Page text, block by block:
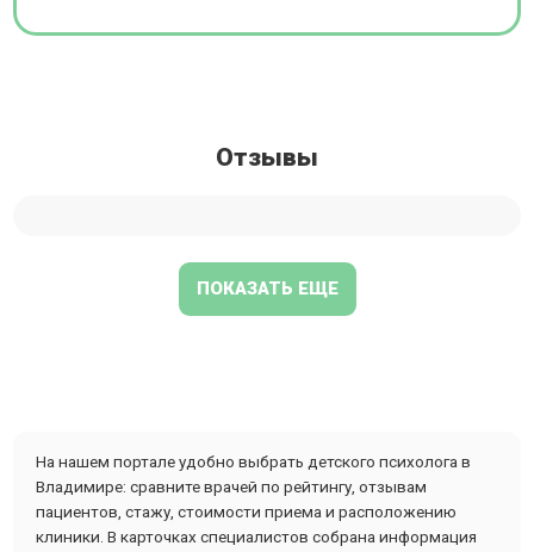
Отзывы
ПОКАЗАТЬ ЕЩЕ
На нашем портале удобно выбрать детского психолога в
Владимире: сравните врачей по рейтингу, отзывам
пациентов, стажу, стоимости приема и расположению
клиники. В карточках специалистов собрана информация